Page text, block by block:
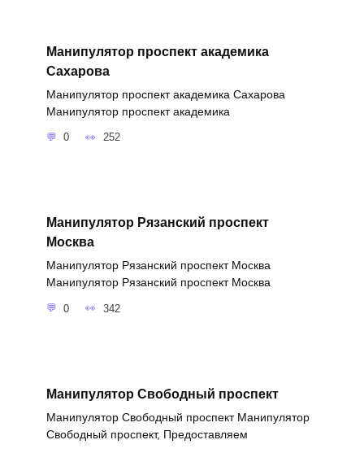
Манипулятор проспект академика
Сахарова
Манипулятор проспект академика Сахарова
Манипулятор проспект академика
0 252
Манипулятор Рязанский проспект
Москва
Манипулятор Рязанский проспект Москва
Манипулятор Рязанский проспект Москва
0 342
Манипулятор Свободный проспект
Манипулятор Свободный проспект Манипулятор
Свободный проспект, Предоставляем